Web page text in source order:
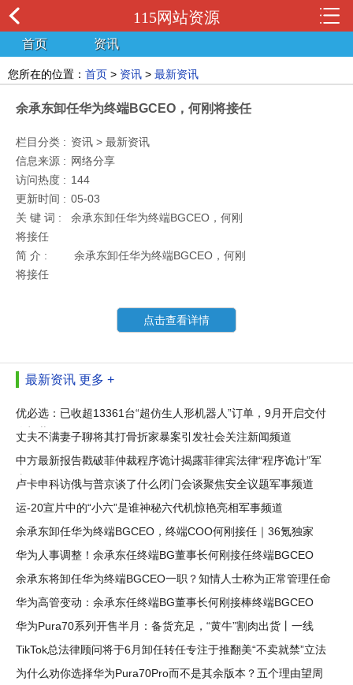
115网站资源
首页 资讯
您所在的位置： 首页 > 资讯 > 最新资讯
余承东卸任华为终端BGCEO，何刚将接任
栏目分类 : 资讯 > 最新资讯
信息来源 : 网络分享
访问热度 : 144
更新时间 : 05-03
关 键 词 :
余承东卸任华为终端BGCEO，何刚
将接任
简 介 :
余承东卸任华为终端BGCEO，何刚
将接任
点击查看详情
最新资讯 更多 +
优必选：已收超13361台“超仿生人形机器人”订单，9月开启交付
人机共
丈夫不满妻子聊将其打骨折家暴案引发社会关注新闻频道
中方最新报告戳破菲仲裁程序诡计揭露菲律宾法律“程序诡计”军
事
卢卡申科访俄与普京谈了什么闭门会谈聚焦安全议题军事频道
运-20宣片中的“小六”是谁神秘六代机惊艳亮相军事频道
余承东卸任华为终端BGCEO，终端COO何刚接任｜36氪独家
华为人事调整！余承东任终端BG董事长何刚接任终端BGCEO
余承东将卸任华为终端BGCEO一职？知情人士称为正常管理任命
华为高管变动：余承东任终端BG董事长何刚接棒终端BGCEO
华为Pura70系列开售半月：备货充足，“黄牛”割肉出货丨一线
TikTok总法律顾问将于6月卸任转任专注于推翻美“不卖就禁”立法
为什么劝你选择华为Pura70Pro而不是其余版本？五个理由望周